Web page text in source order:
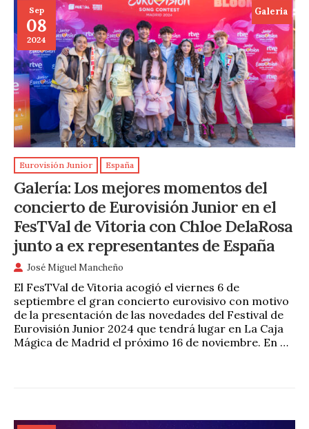
Sep
08
2024
Galeria
Eurovisión Junior España
Galería: Los mejores momentos del
concierto de Eurovisión Junior en el
FesTVal de Vitoria con Chloe DelaRosa
junto a ex representantes de España
José Miguel Mancheño
El FesTVal de Vitoria acogió el viernes 6 de
septiembre el gran concierto eurovisivo con motivo
de la presentación de las novedades del Festival de
Eurovisión Junior 2024 que tendrá lugar en La Caja
Mágica de Madrid el próximo 16 de noviembre. En …